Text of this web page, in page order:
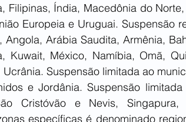
Filipinas, Índia, Macedônia do
Europeia e Uruguai. Suspensão
Angola, Arábia Saudita, Armênia,
Kuwait, México, Namíbia, Omã,
Suspensão limitada ao
e Jordânia. Suspensão
Cristóvão e Nevis,
específicas é denominado